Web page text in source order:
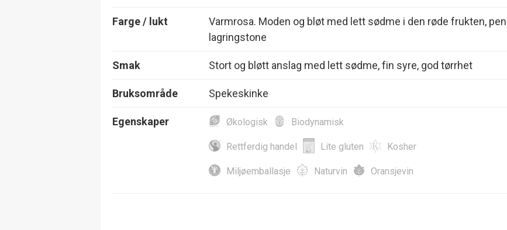
Farge / lukt
Varmrosa. Moden og bløt med lett sødme i den røde frukten, pen
lagringstone
Smak Stort og bløtt anslag med lett sødme, fin syre, god tørrhet
Bruksområde Spekeskinke
Egenskaper Økologisk Biodynamisk
Rettferdig handel Lite gluten Kosher
Miljøemballasje Naturvin Oransjevin